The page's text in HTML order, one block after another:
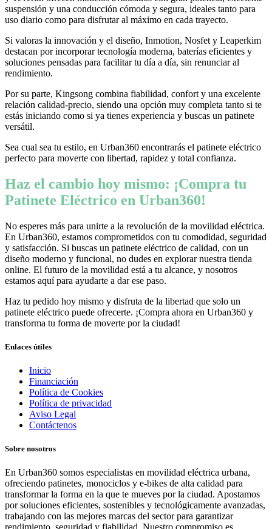
suspensión y una conducción cómoda y segura, ideales tanto para
uso diario como para disfrutar al máximo en cada trayecto.
Si valoras la innovación y el diseño, Inmotion, Nosfet y Leaperkim
destacan por incorporar tecnología moderna, baterías eficientes y
soluciones pensadas para facilitar tu día a día, sin renunciar al
rendimiento.
Por su parte, Kingsong combina fiabilidad, confort y una excelente
relación calidad-precio, siendo una opción muy completa tanto si te
estás iniciando como si ya tienes experiencia y buscas un patinete
versátil.
Sea cual sea tu estilo, en Urban360 encontrarás el patinete eléctrico
perfecto para moverte con libertad, rapidez y total confianza.
Haz el cambio hoy mismo: ¡Compra tu
Patinete Eléctrico en Urban360!
No esperes más para unirte a la revolución de la movilidad eléctrica.
En Urban360, estamos comprometidos con tu comodidad, seguridad
y satisfacción. Si buscas un patinete eléctrico de calidad, con un
diseño moderno y funcional, no dudes en explorar nuestra tienda
online. El futuro de la movilidad está a tu alcance, y nosotros
estamos aquí para ayudarte a dar ese paso.
Haz tu pedido hoy mismo y disfruta de la libertad que solo un
patinete eléctrico puede ofrecerte. ¡Compra ahora en Urban360 y
transforma tu forma de moverte por la ciudad!
Enlaces útiles
Inicio
Financiación
Política de Cookies
Política de privacidad
Aviso Legal
Contáctenos
Sobre nosotros
En Urban360 somos especialistas en movilidad eléctrica urbana,
ofreciendo patinetes, monociclos y e-bikes de alta calidad para
transformar la forma en la que te mueves por la ciudad. Apostamos
por soluciones eficientes, sostenibles y tecnológicamente avanzadas,
trabajando con las mejores marcas del sector para garantizar